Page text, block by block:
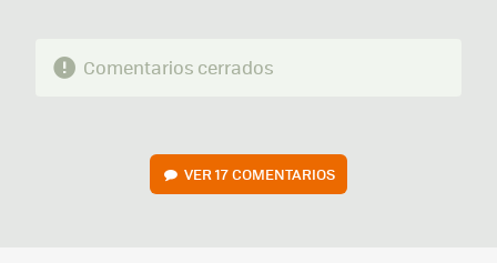
Comentarios cerrados
VER17 COMENTARIOS